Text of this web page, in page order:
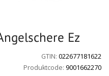
Ez
GTIN: 022677181622
Produktcode: 9001662270